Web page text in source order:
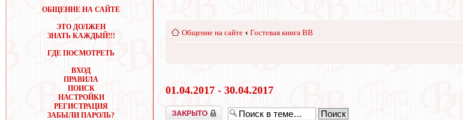
ОБЩЕНИЕ НА САЙТЕ
ЭТО ДОЛЖЕН
ЗНАТЬ КАЖДЫЙ!!!
ГДЕ ПОСМОТРЕТЬ
ВХОД
ПРАВИЛА
ПОИСК
НАСТРОЙКИ
РЕГИСТРАЦИЯ
ЗАБЫЛИ ПАРОЛЬ?
Общение на сайте ‹ Гостевая книга ВВ
01.04.2017 - 30.04.2017
Закрыто